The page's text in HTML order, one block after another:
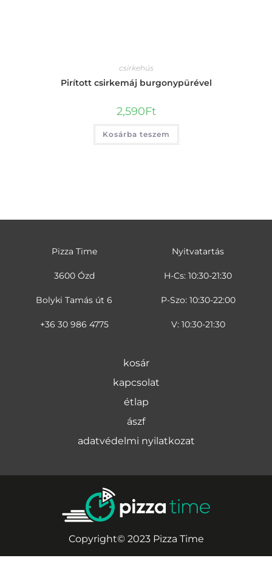
csirkehús
Pirított csirkemáj burgonypürével
2,590Ft
Kosárba teszem
Pizza Time
3600 Ózd
Bolyki Tamás út 6
+36 30 986 4775
Nyitvatartás
H-Cs: 10:30-21:30
P-Szo: 10:30-22:00
V: 10:30-21:30
kosár
kapcsolat
étlap
ászf
adatvédelmi nyilatkozat
Copyright© 2023 Pizza Time